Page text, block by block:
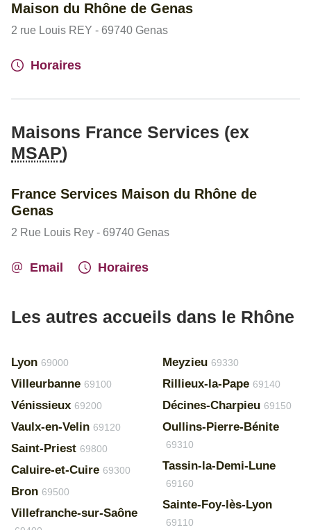
Maison du Rhône de Genas
2 rue Louis REY - 69740 Genas
Horaires
Maisons France Services (ex
MSAP)
France Services Maison du Rhône de
Genas
2 Rue Louis Rey - 69740 Genas
Email Horaires
Les autres accueils dans le Rhône
Lyon 69000
Villeurbanne 69100
Vénissieux 69200
Vaulx-en-Velin 69120
Saint-Priest 69800
Caluire-et-Cuire 69300
Bron 69500
Villefranche-sur-Saône
Meyzieu 69330
Rillieux-la-Pape 69140
Décines-Charpieu 69150
Oullins-Pierre-Bénite
69310
Tassin-la-Demi-Lune
69160
Sainte-Foy-lès-Lyon
69110